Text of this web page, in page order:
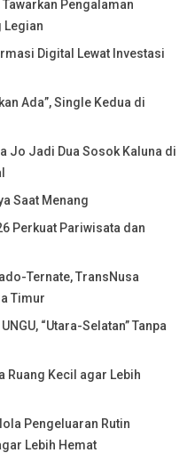
Pengalaman
Legian
Digital Lewat Investasi
Ada”, Single Kedua di
Jo Jadi Dua Sosok Kaluna di
Saat Menang
Perkuat Pariwisata dan
Ternate, TransNusa
Timur
“Utara-Selatan” Tanpa
Ruang Kecil agar Lebih
Pengeluaran Rutin
Lebih Hemat